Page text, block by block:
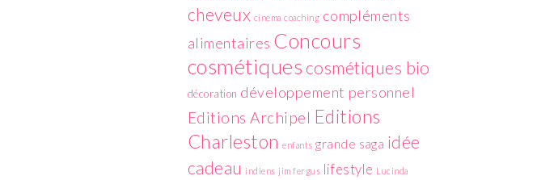
cheveux cinema coaching compléments
alimentaires Concours
cosmétiques cosmétiques bio
décoration développement personnel
Editions Archipel Editions
Charleston enfants grande saga idée
cadeau indiens jim fergus lifestyle Lucinda